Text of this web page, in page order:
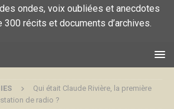
ondes, voix oubliées et anecdotes
300 récits et documents d’archives.
Qui était Claude Rivière, la première
de radio ?